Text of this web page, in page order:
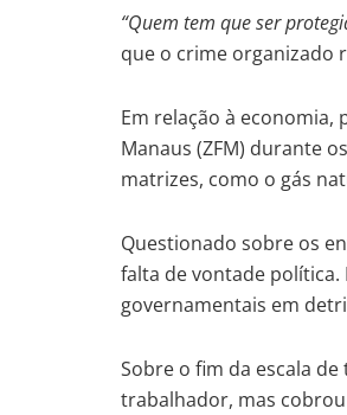
“Quem tem que ser
que o crime organizado
Em relação à economia,
Manaus (ZFM) durante
matrizes, como o gás
Questionado sobre os
falta de vontade política.
governamentais em
Sobre o fim da escala
trabalhador, mas